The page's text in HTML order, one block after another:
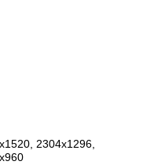
2304x1296,